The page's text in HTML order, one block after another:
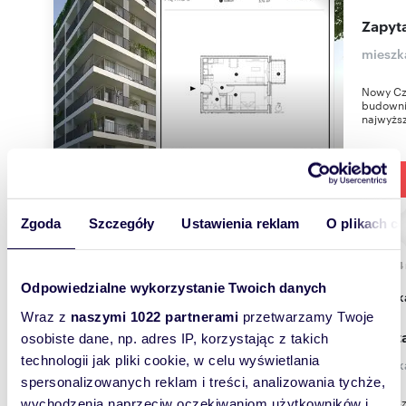
Zgoda Szczegóły Ustawienia reklam O plikach
Odpowiedzialne wykorzystanie Twoich danych
Wraz z naszymi 1022 partnerami przetwarzamy Twoje
osobiste dane, np. adres IP, korzystając z takich
technologii jak pliki cookie, w celu wyświetlania
spersonalizowanych reklam i treści, analizowania tychże,
Nowy
63,64
Nowy